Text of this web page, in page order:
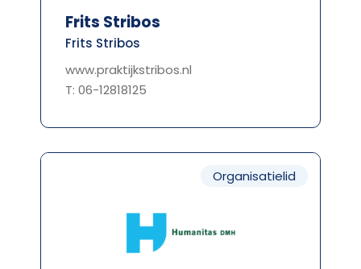
Frits Stribos
Frits Stribos
www.praktijkstribos.nl
T: 06-12818125
Organisatielid